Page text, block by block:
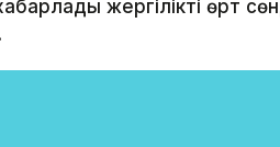
жергілікті өрт